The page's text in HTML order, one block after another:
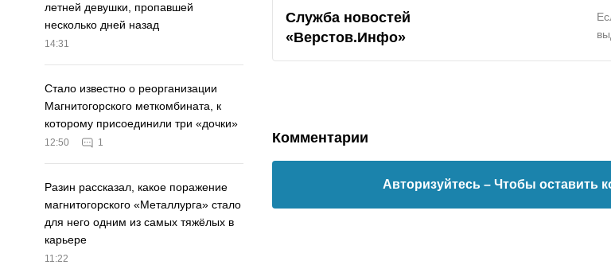
летней девушки, пропавшей
несколько дней назад
14:31
Стало известно о реорганизации
Магнитогорского меткомбината, к
которому присоединили три «дочки»
12:50 1
Разин рассказал, какое поражение
магнитогорского «Металлурга» стало
для него одним из самых тяжёлых в
карьере
11:22
Служба новостей
«Верстов.Инфо»
Комментарии
Авторизуйтесь – Чтобы оставить